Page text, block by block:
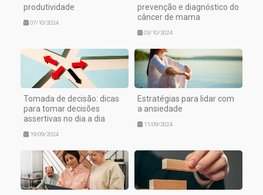
produtividade
07/10/2024
prevenção e diagnóstico do
câncer de mama
03/10/2024
Tomada de decisão: dicas
para tomar decisões
assertivas no dia a dia
19/09/2024
Estratégias para lidar com
a ansiedade
11/09/2024